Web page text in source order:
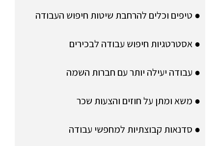
● טיפים וכלים להרחבת שיטות חיפוש העבודה
● אסטרטגיות חיפוש עבודה לבכירים
● עבודה יעילה יותר עם חברות השמה
● משא ומתן על חוזים והצעות שכר
● סדנאות קבוצתיות למחפשי עבודה